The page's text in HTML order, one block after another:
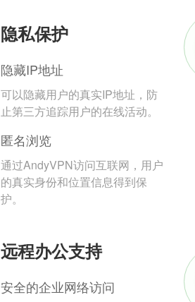
隐私保护
隐藏IP地址
可以隐藏用户的真实IP地址，防
止第三方追踪用户的在线活动。
匿名浏览
通过AndyVPN访问互联网，用户
的真实身份和位置信息得到保
护。
远程办公支持
安全的企业网络访问